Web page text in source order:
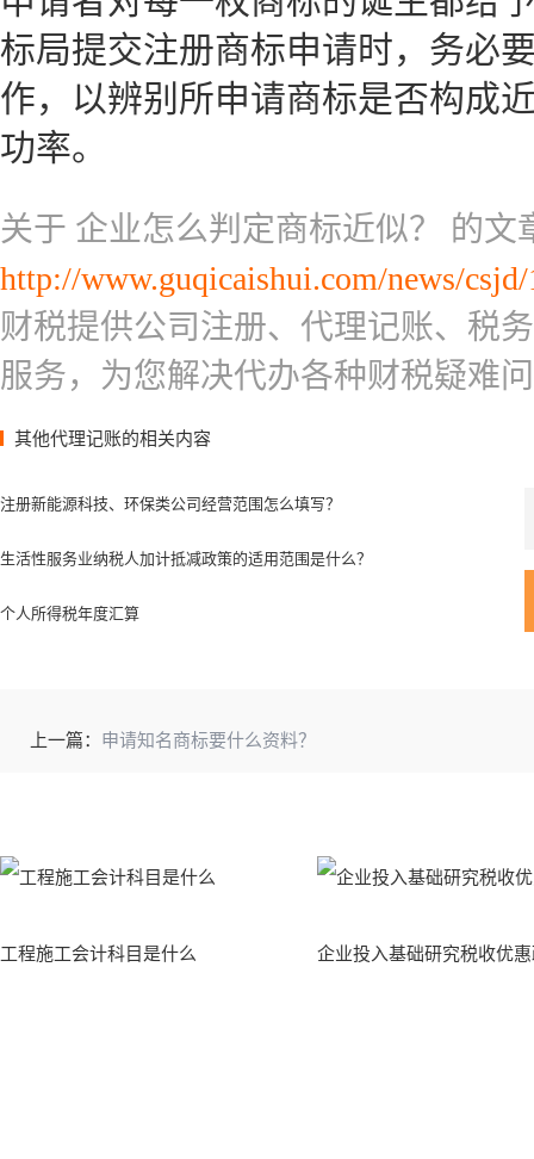
标局提交注册商标申请时，务必
作，以辨别所申请商标是否构成
功率。
关于 企业怎么判定商标近似？ 的文
http://www.guqicaishui.com/news/
财税提供公司注册、代理记账、税
服务，为您解决代办各种财税疑难
其他代理记账的相关内容
注册新能源科技、环保类公司经营范围怎么填写？
生活性服务业纳税人加计抵减政策的适用范围是什么？
个人所得税年度汇算
上一篇： 申请知名商标要什么资料？
工程施工会计科目是什么 企业投入基础研究税收优